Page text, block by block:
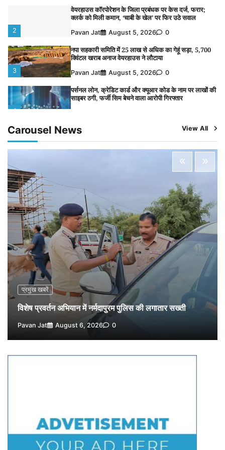
2
वेयरहाउस कॉरपोरेशन के जिला प्रबंधक पर केस दर्ज, फरार;
क्लर्क को मिली कमान, ‘चाबी के खेल’ पर फिर उठे सवाल
Pavan Jat August 5, 2026 0
3
नपा सहकारी समिति में 25 लाख से अधिक का गेहूं सड़ा, 5,700
क्विंटल खराब अनाज वेयरहाउस ने लौटाया
Pavan Jat August 5, 2026 0
4
पर्सनल लोन, क्रेडिट कार्ड और क्यूआर कोड के नाम पर लाखों की
साइबर ठगी, फर्जी सिम बेचने वाला आरोपी गिरफ्तार
5
विशेष प्रवर्तन अभियान में नर्मदापुरम पुलिस की सख्त कार्रवाई
1
विशेष प्रवर्तन अभियान में नर्मदापुरम पुलिस की लगातार सख्ती
2
वेयरहाउस कॉरपोरेशन के जिला प्रबंधक पर केस दर्ज, फरार;
क्लर्क को मिली कमान, ‘चाबी के खेल’ पर फिर उठे सवाल
Pavan Jat August 5, 2026 0
3
नपा सहकारी समिति में 25 लाख से अधिक का गेहूं सड़ा, 5,700
क्विंटल खराब अनाज वेयरहाउस ने लौटाया
Pavan Jat August 5, 2026 0
4
पर्सनल लोन, क्रेडिट कार्ड और क्यूआर कोड के नाम पर लाखों की
साइबर ठगी, फर्जी सिम बेचने वाला आरोपी गिरफ्तार
Pavan Jat August 5, 2026
विशेष प्रवर्तन अभियान में नर्मदापुरम पुलिस की सख्त कार्रवाई
Pavan Jat August 5, 2026
Carousel News View All
प्रमुख खबरें
विशेष प्रवर्तन अभियान में नर्मदापुरम पुलिस की लगातार सख्ती
Pavan Jat August 6, 2026 0